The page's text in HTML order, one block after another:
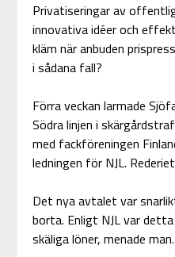
Privatiseringar av
innovativa idéer och
kläm när anbuden
i sådana fall?
Förra veckan larmade
Södra linjen i
med fackföreningen
ledningen för NJL.
Det nya avtalet var
borta. Enligt NJL var
skäliga löner, menade man.